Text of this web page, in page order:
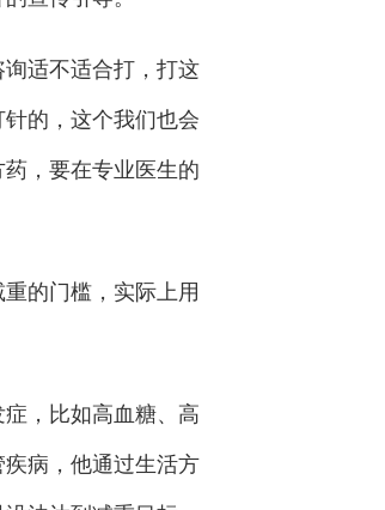
适不适合打，打这
的，这个我们也会
，要在专业医生的
的门槛，实际上用
，比如高血糖、高
病，他通过生活方